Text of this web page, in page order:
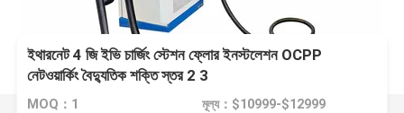
ইথারনেট 4 জি ইভি চার্জিং স্টেশন ফ্লোর ইনস্টলেশন OCPP
নেটওয়ার্কিং বৈদ্যুতিক শক্তি স্তর 2 3
MOQ：1 মূল্য：$10999-$12999